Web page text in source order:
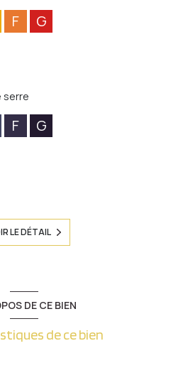
F G
serre
F G
LE DÉTAIL
DE CE BIEN
de ce bien